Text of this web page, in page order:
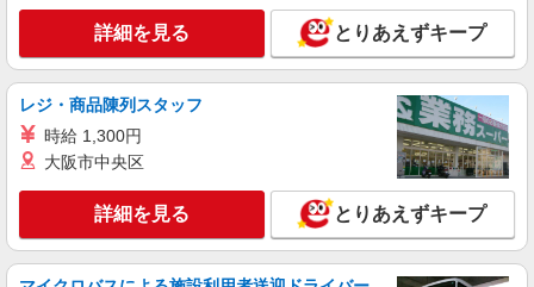
キープ 詳細を見る
詳細を見る とりあえずキープ
レジ・商品陳列スタッフ
時給 1,300円
大阪市中央区
詳細を見る とりあえずキープ